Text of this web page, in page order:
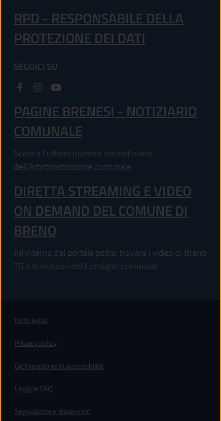
RPD - RESPONSABILE DELLA
PROTEZIONE DEI DATI
SEGUICI SU
PAGINE BRENESI - NOTIZIARIO
COMUNALE
Scarica l'ultimo numero del notiziario
dell'Amministrazione comunale
DIRETTA STREAMING E VIDEO
ON DEMAND DEL COMUNE DI
BRENO
All'interno del portale potrai trovare i video di Breno
TG e le riunioni del Consiglio comunale
Note legali
Privacy policy
Dichiarazione di accessibilità
Leggi le FAQ
Segnalazione disservizio